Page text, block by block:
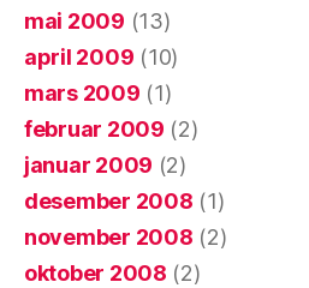
mai 2009 (13)
april 2009 (10)
mars 2009 (1)
februar 2009 (2)
januar 2009 (2)
desember 2008 (1)
november 2008 (2)
oktober 2008 (2)